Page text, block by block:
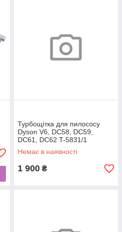
Турбощітка для пилососу
Dyson V6, DC58, DC59,
DC61, DC62 T-5831/1
Немає в наявності
1 900 ₴